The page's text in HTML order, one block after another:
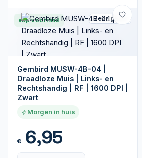
Op voorraad Zeer goed
Gembird MUSW-4B-04 |
Draadloze Muis | Links- en
Rechtshandig | RF | 1600 DPI |
Zwart
Morgen in huis
€6,95